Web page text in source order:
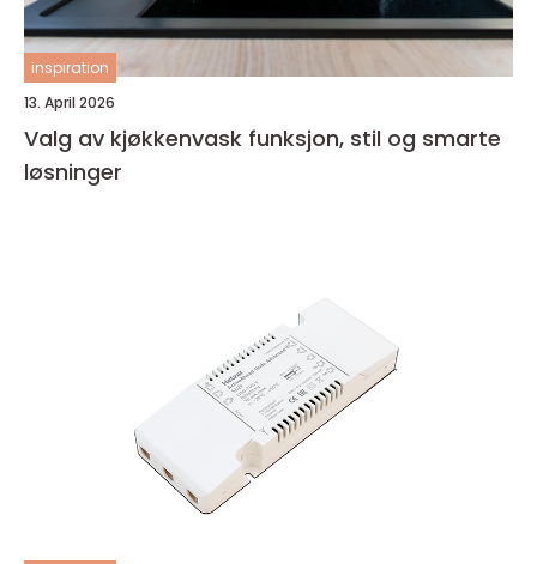
inspiration
13. April 2026
Valg av kjøkkenvask funksjon, stil og smarte
løsninger